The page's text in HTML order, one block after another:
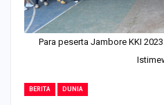
Para peserta Jambore KKI
BERITA DUNIA